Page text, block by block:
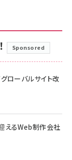
Sponsored
ローバルサイト改
えるWeb制作会社